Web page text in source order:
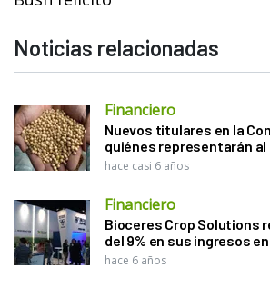
Noticias relacionadas
Financiero
Nuevos titulares en la
quiénes representarán
hace casi 6 años
Financiero
Bioceres Crop Solutions
del 9% en sus ingresos
hace 6 años